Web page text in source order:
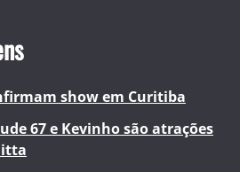
show em Curitiba
67 e Kevinho são atrações